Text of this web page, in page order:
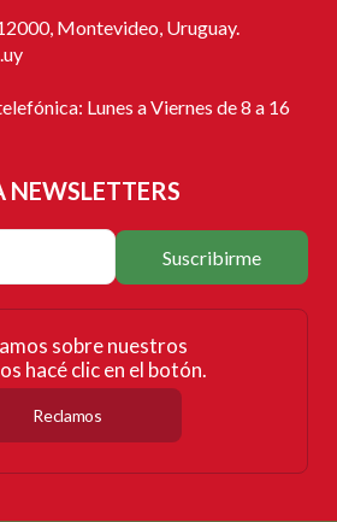
Montevideo, Uruguay.
Lunes a Viernes de 8 a 16
NEWSLETTERS
Suscribirme
sobre nuestros
hacé clic en el botón.
Reclamos